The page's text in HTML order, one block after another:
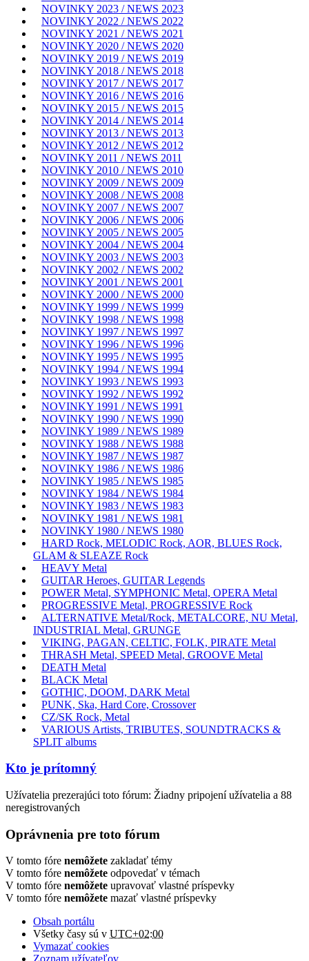
NOVINKY 2023 / NEWS 2023
NOVINKY 2022 / NEWS 2022
NOVINKY 2021 / NEWS 2021
NOVINKY 2020 / NEWS 2020
NOVINKY 2019 / NEWS 2019
NOVINKY 2018 / NEWS 2018
NOVINKY 2017 / NEWS 2017
NOVINKY 2016 / NEWS 2016
NOVINKY 2015 / NEWS 2015
NOVINKY 2014 / NEWS 2014
NOVINKY 2013 / NEWS 2013
NOVINKY 2012 / NEWS 2012
NOVINKY 2011 / NEWS 2011
NOVINKY 2010 / NEWS 2010
NOVINKY 2009 / NEWS 2009
NOVINKY 2008 / NEWS 2008
NOVINKY 2007 / NEWS 2007
NOVINKY 2006 / NEWS 2006
NOVINKY 2005 / NEWS 2005
NOVINKY 2004 / NEWS 2004
NOVINKY 2003 / NEWS 2003
NOVINKY 2002 / NEWS 2002
NOVINKY 2001 / NEWS 2001
NOVINKY 2000 / NEWS 2000
NOVINKY 1999 / NEWS 1999
NOVINKY 1998 / NEWS 1998
NOVINKY 1997 / NEWS 1997
NOVINKY 1996 / NEWS 1996
NOVINKY 1995 / NEWS 1995
NOVINKY 1994 / NEWS 1994
NOVINKY 1993 / NEWS 1993
NOVINKY 1992 / NEWS 1992
NOVINKY 1991 / NEWS 1991
NOVINKY 1990 / NEWS 1990
NOVINKY 1989 / NEWS 1989
NOVINKY 1988 / NEWS 1988
NOVINKY 1987 / NEWS 1987
NOVINKY 1986 / NEWS 1986
NOVINKY 1985 / NEWS 1985
NOVINKY 1984 / NEWS 1984
NOVINKY 1983 / NEWS 1983
NOVINKY 1981 / NEWS 1981
NOVINKY 1980 / NEWS 1980
HARD Rock, MELODIC Rock, AOR, BLUES Rock,
GLAM & SLEAZE Rock
HEAVY Metal
GUITAR Heroes, GUITAR Legends
POWER Metal, SYMPHONIC Metal, OPERA Metal
PROGRESSIVE Metal, PROGRESSIVE Rock
ALTERNATIVE Metal/Rock, METALCORE, NU Metal,
INDUSTRIAL Metal, GRUNGE
VIKING, PAGAN, CELTIC, FOLK, PIRATE Metal
THRASH Metal, SPEED Metal, GROOVE Metal
DEATH Metal
BLACK Metal
GOTHIC, DOOM, DARK Metal
PUNK, Ska, Hard Core, Crossover
CZ/SK Rock, Metal
VARIOUS Artists, TRIBUTES, SOUNDTRACKS &
SPLIT albums
Kto je prítomný
Užívatelia prezerajúci toto fórum: Žiadny pripojení užívatelia a 88
neregistrovaných
Oprávnenia pre toto fórum
V tomto fóre nemôžete zakladať témy
V tomto fóre nemôžete odpovedať v témach
V tomto fóre nemôžete upravovať vlastné príspevky
V tomto fóre nemôžete mazať vlastné príspevky
Obsah portálu
Všetky časy sú v UTC+02:00
Vymazať cookies